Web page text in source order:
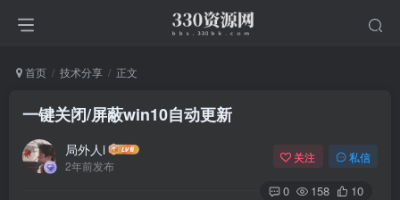
首页 技术分享 正文
一键关闭/屏蔽win10自动更新
局外人i
2年前发布
关注 私信
0 158 10